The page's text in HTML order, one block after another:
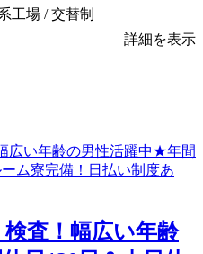
工場 / 交替制
詳細を表示
査！幅広い年齢